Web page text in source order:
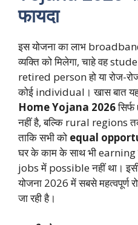
फायदा
इस योजना का लाभ
व्यक्ति को मिलेगा, चाहे वह
retired person हो या रोज-
कोई individual। खास बात
Home Yojana 2026सिर्फ
नहीं है, बल्कि rural regions
ताकि सभी को equal
घर के काम के साथ भी earning
jobs में possible नहीं था।
योजना 2026 में सबसे महत्वपूर्ण
जा रही है।